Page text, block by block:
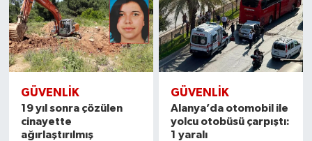
GÜVENLIK
19 yıl sonra çözülen
cinayette
ağırlaştırılmış
GÜVENLIK
Alanya’da otomobil ile
yolcu otobüsü çarpıştı:
1 yaralı